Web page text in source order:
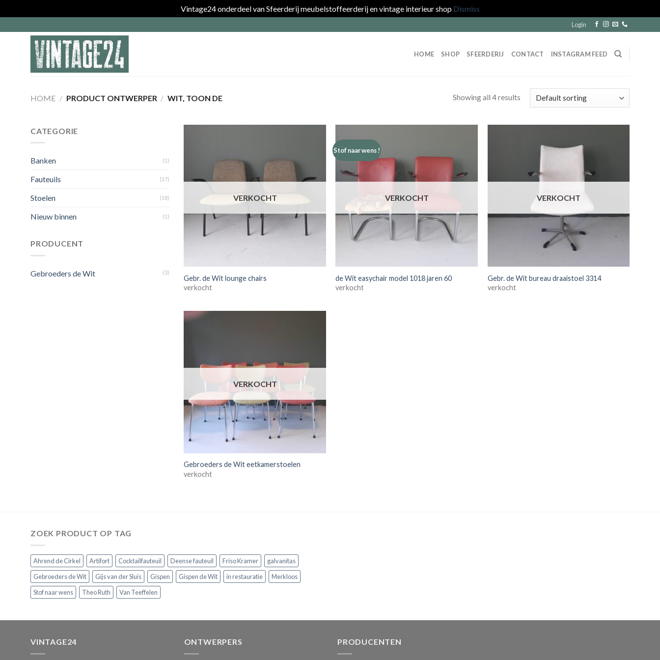
Vintage24 onderdeel van Sfeerderij meubelstoffeerderij en vintage interieur shop Dismiss
to
Login
HOME SHOP SFEERDERIJ CONTACT INSTAGRAM FEED
HOME / PRODUCT ONTWERPER / WIT, TOON DE Showing all 4 results
CATEGORIE
Banken (1)
Fauteuils (17)
Stoelen (18)
Nieuw binnen (1)
PRODUCENT
Gebroeders de Wit (3)
VERKOCHT
Gebr. de Wit lounge chairs
verkocht
Stof naar wens !
VERKOCHT
de Wit easychair model 1018 jaren 60
verkocht
VERKOCHT
Gebr. de Wit bureau draaistoel 3314
verkocht
VERKOCHT
Gebroeders de Wit eetkamerstoelen
verkocht
ZOEK PRODUCT OP TAG
Ahrend de Cirkel Artifort Cocktailfauteuil Deense fauteuil Friso Kramer
galvanitas
Gebroeders de Wit
Gijs van der Sluis Gispen Gispen de Wit in restauratie
Merkloos
Stof naar wens
Theo Ruth Van Teeffelen
VINTAGE24 ONTWERPERS PRODUCENTEN